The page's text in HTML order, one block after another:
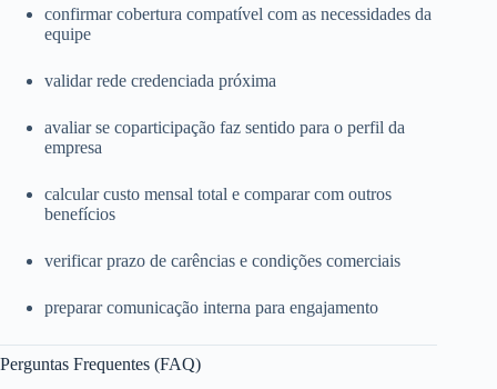
confirmar cobertura compatível com as necessidades da
equipe
validar rede credenciada próxima
avaliar se coparticipação faz sentido para o perfil da
empresa
calcular custo mensal total e comparar com outros
benefícios
verificar prazo de carências e condições comerciais
preparar comunicação interna para engajamento
Perguntas Frequentes (FAQ)